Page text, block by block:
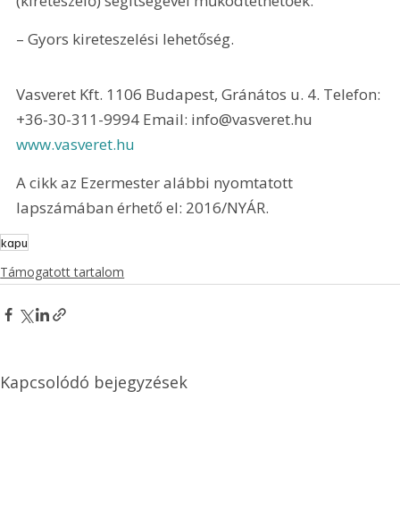
– Gyors kireteszelési lehetőség.
Vasveret Kft. 1106 Budapest, Gránátos u. 4. Telefon:
+36-30-311-9994 Email: info@vasveret.hu
www.vasveret.hu
A cikk az Ezermester alábbi nyomtatott
lapszámában érhető el: 2016/NYÁR.
kapu
Támogatott tartalom
Kapcsolódó bejegyzések